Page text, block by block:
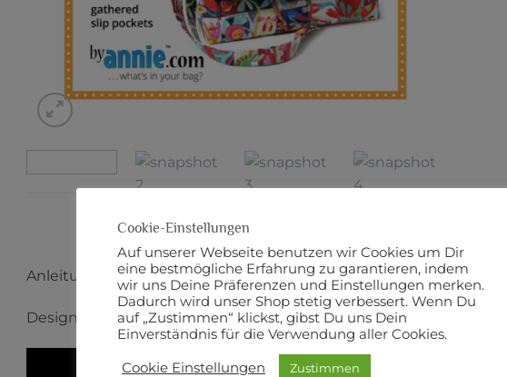
BESCHREIBUNG ZUSÄTZLICHE
Anleitung in englischer Sprache
Designer: byAnnie
Cookie-Einstellungen
Auf unserer Webseite benutzen wir Cookies um Dir
eine bestmögliche Erfahrung zu garantieren, indem
wir uns Deine Präferenzen und Einstellungen merken.
Dadurch wird unser Shop stetig verbessert. Wenn Du
auf „Zustimmen“ klickst, gibst Du uns Dein
Einverständnis für die Verwendung aller Cookies.
Cookie Einstellungen Zustimmen